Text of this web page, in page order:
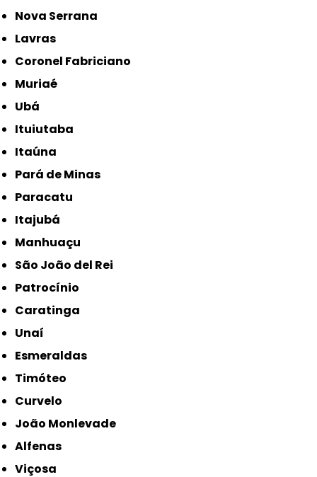
Nova Serrana
Lavras
Coronel Fabriciano
Muriaé
Ubá
Ituiutaba
Itaúna
Pará de Minas
Paracatu
Itajubá
Manhuaçu
São João del Rei
Patrocínio
Caratinga
Unaí
Esmeraldas
Timóteo
Curvelo
João Monlevade
Alfenas
Viçosa